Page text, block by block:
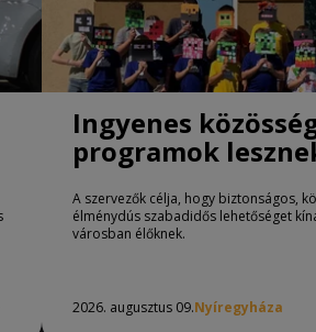
Ingyenes
programok
Nyíregyházán
A szervezők célja, hogy biztonságos,
élménydús szabadidős lehetőséget
városban élőknek.
2026. augusztus 09.Nyíregyháza